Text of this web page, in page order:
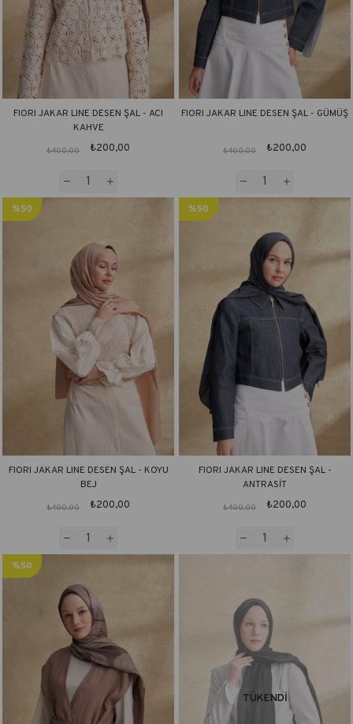
FIORI JAKAR LINE DESEN ŞAL - ACI
KAHVE
₺200,00
₺400,00
FIORI JAKAR LINE DESEN ŞAL - GÜMÜŞ
₺200,00
₺400,00
FIORI JAKAR LINE DESEN ŞAL - KOYU
BEJ
₺200,00
₺400,00
%50
FIORI JAKAR LINE DESEN ŞAL -
ANTRASİT
₺200,00
₺400,00
%50
%50
TÜKENDI